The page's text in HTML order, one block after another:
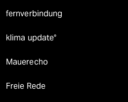
fernverbindung
klima update°
Mauerecho
Freie Rede